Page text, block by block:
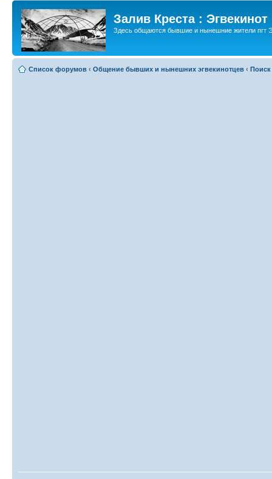
Залив Креста : Эгвекинот
Здесь общаются бывшие и нынешние жители пгт
Список форумов ‹ Общение бывших и нынешних эгвекинотцев ‹ Поиск